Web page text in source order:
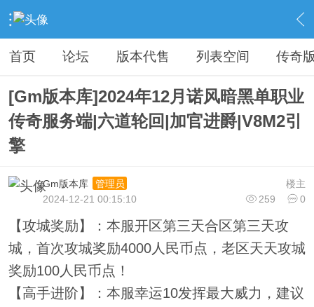
› 传奇私服专区 › 传奇商业版本免费下载 › 内容
首页 论坛 版本代售 列表空间 传奇
[Gm版本库]2024年12月诺风暗黑单职业
传奇服务端|六道轮回|加官进爵|V8M2引
擎
楼主
Gm版本库
管理员
259
0
2024-12-21 00:15:10
【攻城奖励】：本服开区第三天合区第三天攻
城，首次攻城奖励4000人民币点，老区天天攻城
奖励100人民币点！
【高手进阶】：本服幸运10发挥最大威力，建议